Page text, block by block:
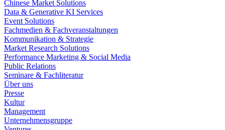
Chinese Market Solutions
Data & Generative KI Services
Event Solutions
Fachmedien & Fachveranstaltungen
Kommunikation & Strategie
Market Research Solutions
Performance Marketing & Social Media
Public Relations
Seminare & Fachliteratur
Über uns
Presse
Kultur
Management
Unternehmensgruppe